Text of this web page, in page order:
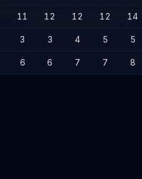
11 12 12 12 14
3 3 4 5 5
6 6 7 7 8